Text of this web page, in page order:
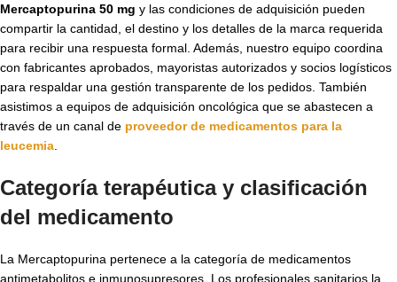
Mercaptopurina 50 mg y las condiciones de adquisición pueden
compartir la cantidad, el destino y los detalles de la marca requerida
para recibir una respuesta formal. Además, nuestro equipo coordina
con fabricantes aprobados, mayoristas autorizados y socios logísticos
para respaldar una gestión transparente de los pedidos. También
asistimos a equipos de adquisición oncológica que se abastecen a
través de un canal de proveedor de medicamentos para la
leucemia
Categoría terapéutica y clasificación
del medicamento
La Mercaptopurina pertenece a la categoría de medicamentos
antimetabolitos e inmunosupresores. Los profesionales sanitarios la